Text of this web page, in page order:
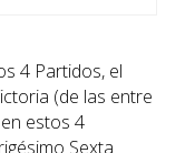
4 Partidos, el
(de las entre
estos 4
Sexta